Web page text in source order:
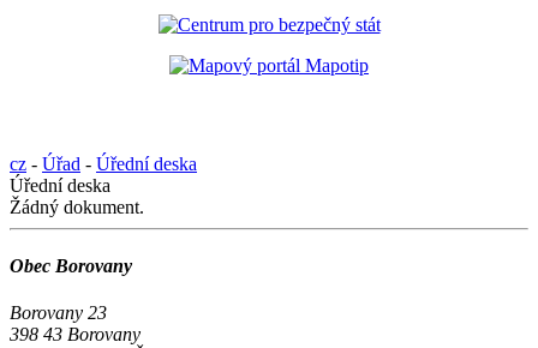
cz - Úřad - Úřední deska
Úřední deska
Žádný dokument.
Obec Borovany
Borovany 23
398 43 Borovany